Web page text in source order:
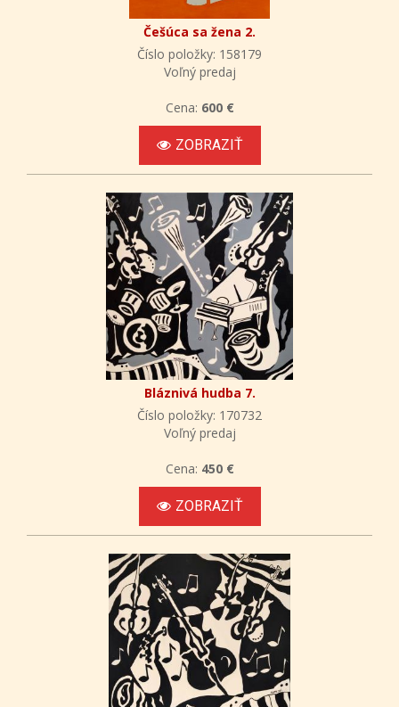
Češúca sa žena 2.
Číslo položky: 158179
Voľný predaj
Cena: 600 €
ZOBRAZIŤ
Bláznivá hudba 7.
Číslo položky: 170732
Voľný predaj
Cena: 450 €
ZOBRAZIŤ